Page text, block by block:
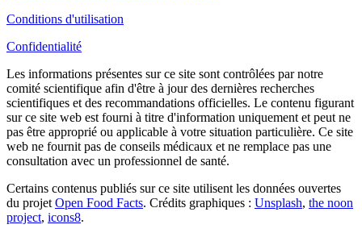
Conditions d'utilisation
Confidentialité
Les informations présentes sur ce site sont contrôlées par notre
comité scientifique afin d'être à jour des dernières recherches
scientifiques et des recommandations officielles. Le contenu figurant
sur ce site web est fourni à titre d'information uniquement et peut ne
pas être approprié ou applicable à votre situation particulière. Ce site
web ne fournit pas de conseils médicaux et ne remplace pas une
consultation avec un professionnel de santé.
Certains contenus publiés sur ce site utilisent les données ouvertes
du projet Open Food Facts. Crédits graphiques : Unsplash, the noon
project, icons8.